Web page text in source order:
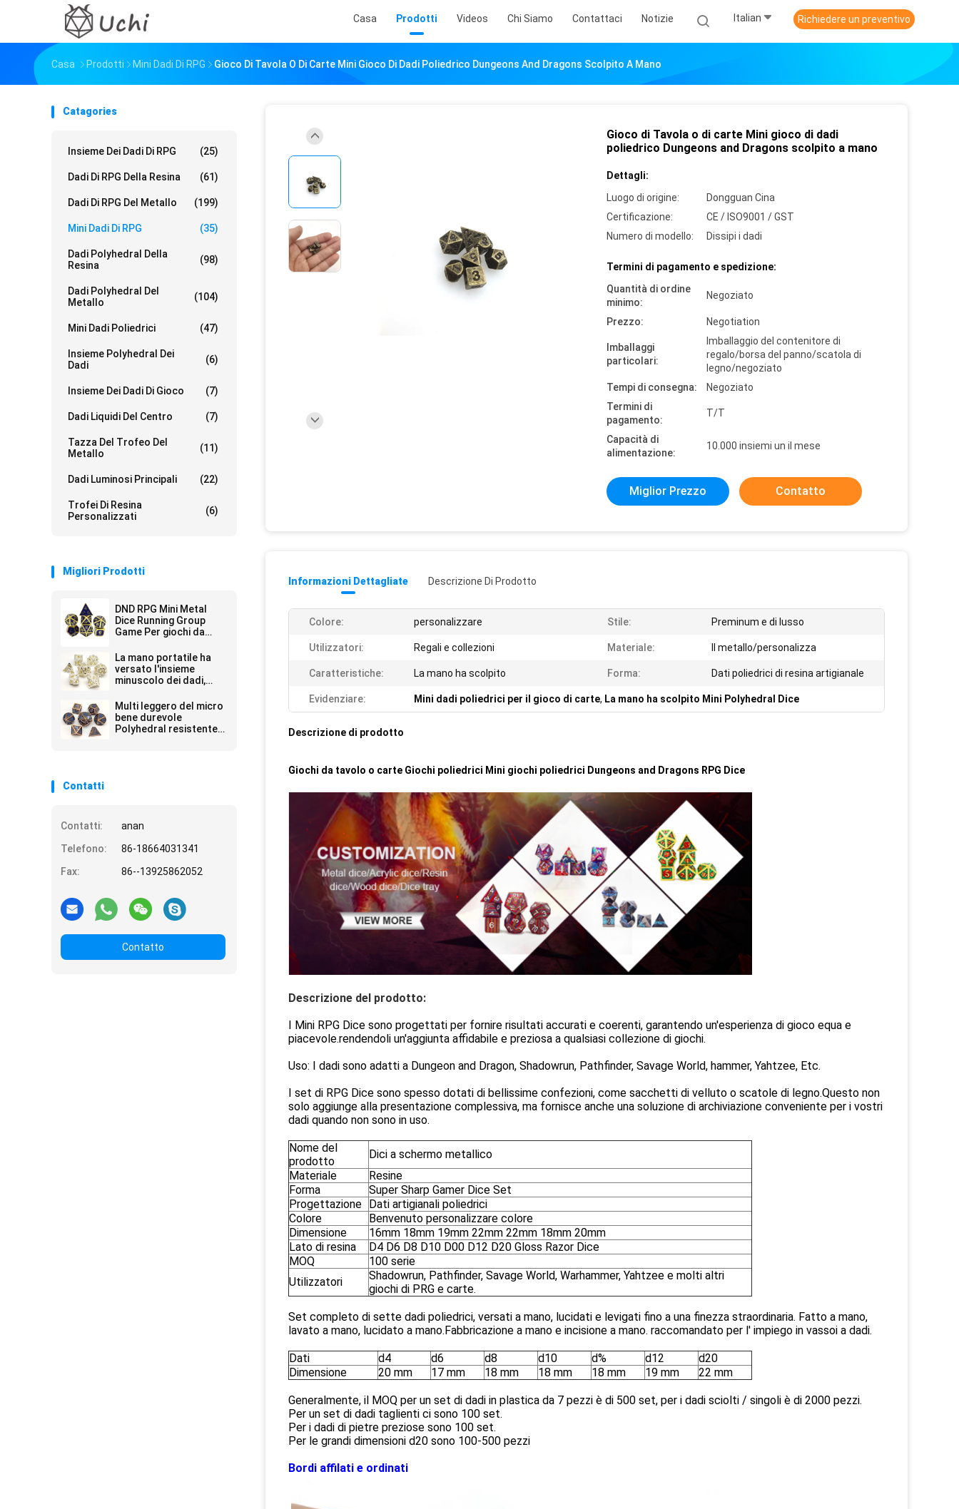
Casa Prodotti Videos Chi Siamo Contattaci Notizie Italian Richiedere un preventivo
Casa Prodotti Mini Dadi Di RPG Gioco Di Tavola O Di Carte Mini Gioco Di Dadi Poliedrico Dungeons And Dragons Scolpito A Mano
Catagories
Insieme Dei Dadi Di RPG (25)
Dadi Di RPG Della Resina (61)
Dadi Di RPG Del Metallo (199)
Mini Dadi Di RPG (35)
Dadi Polyhedral Della
Resina
(98)
Dadi Polyhedral Del
Metallo
(104)
Mini Dadi Poliedrici (47)
Insieme Polyhedral Dei
Dadi
(6)
Insieme Dei Dadi Di Gioco (7)
Dadi Liquidi Del Centro (7)
Tazza Del Trofeo Del
Metallo
(11)
Dadi Luminosi Principali (22)
Trofei Di Resina
Personalizzati
(6)
Migliori Prodotti
DND RPG Mini Metal
Dice Running Group
Game Per giochi da
La mano portatile ha
versato l'insieme
minuscolo dei dadi,
Mini Dice
Multi leggero del micro
bene durevole
Polyhedral resistente
Contatti
Contatti:
anan
Telefono:
86-18664031341
Fax:
86--13925862052
Contatto
Gioco di Tavola o di carte Mini gioco di dadi
poliedrico Dungeons and Dragons scolpito a mano
Dettagli:
Luogo di origine:
Dongguan Cina
Certificazione:
CE / ISO9001 / GST
Numero di modello:
Dissipi i dadi
Termini di pagamento e spedizione:
Quantità di ordine
minimo:
Negoziato
Prezzo: Negotiation
Imballaggi
particolari:
Imballaggio del contenitore di
regalo/borsa del panno/scatola di
legno/negoziato
Tempi di consegna:
Negoziato
Termini di
pagamento:
T/T
Capacità di
alimentazione:
10.000 insiemi un il mese
Miglior Prezzo Contatto
Informazioni Dettagliate Descrizione Di Prodotto
Colore: personalizzare Stile: Preminum e di lusso
Utilizzatori: Regali e collezioni Materiale: Il metallo/personalizza
Caratteristiche: La mano ha scolpito Forma: Dati poliedrici di resina artigianale
Evidenziare: Mini dadi poliedrici per il gioco di carte, La mano ha scolpito Mini Polyhedral Dice
Descrizione di prodotto
Giochi da tavolo o carte Giochi poliedrici Mini giochi poliedrici Dungeons and Dragons RPG Dice
Descrizione del prodotto:
I Mini RPG Dice sono progettati per fornire risultati accurati e coerenti, garantendo un'esperienza di gioco equa e
piacevole.rendendoli un'aggiunta affidabile e preziosa a qualsiasi collezione di giochi.
Uso: I dadi sono adatti a Dungeon and Dragon, Shadowrun, Pathfinder, Savage World, hammer, Yahtzee, Etc.
I set di RPG Dice sono spesso dotati di bellissime confezioni, come sacchetti di velluto o scatole di legno.Questo non
solo aggiunge alla presentazione complessiva, ma fornisce anche una soluzione di archiviazione conveniente per i vostri
dadi quando non sono in uso.
Nome del
prodotto
Dici a schermo metallico
Materiale
Resine
Forma
Super Sharp Gamer Dice Set
Progettazione Dati artigianali poliedrici
Colore
Benvenuto personalizzare colore
Dimensione
16mm 18mm 19mm 22mm 22mm 18mm 20mm
Lato di resina
D4 D6 D8 D10 D00 D12 D20 Gloss Razor Dice
MOQ
100 serie
Utilizzatori
Shadowrun, Pathfinder, Savage World, Warhammer, Yahtzee e molti altri
giochi di PRG e carte.
Set completo di sette dadi poliedrici, versati a mano, lucidati e levigati fino a una finezza straordinaria. Fatto a mano,
lavato a mano, lucidato a mano.Fabbricazione a mano e incisione a mano. raccomandato per l' impiego in vassoi a dadi.
Dati d4 d6 d8 d10 d% d12
d20
Dimensione
20 mm 17 mm 18 mm 18 mm 18 mm 19 mm 22 mm
Generalmente, il MOQ per un set di dadi in plastica da 7 pezzi è di 500 set, per i dadi sciolti / singoli è di 2000 pezzi.
Per un set di dadi taglienti ci sono 100 set.
Per i dadi di pietre preziose sono 100 set.
Per le grandi dimensioni d20 sono 100-500 pezzi
Bordi affilati e ordinati